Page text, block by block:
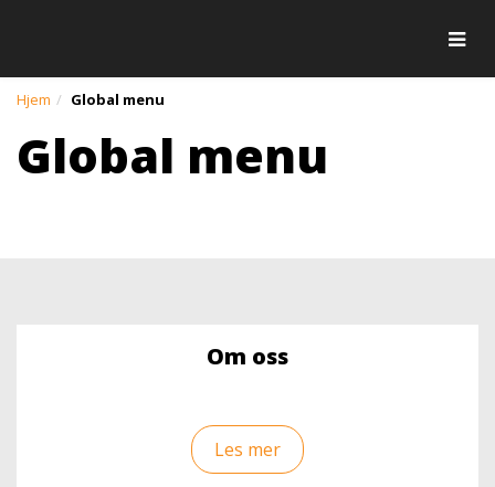
Hjem Global menu
Global menu
Om oss
Les mer